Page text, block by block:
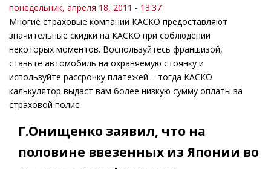
понедельник, апреля 18, 2011 - 13:37
Многие страховые компании КАСКО предоставляют
значительные скидки на КАСКО при соблюдении
некоторых моментов. Воспользуйтесь франшизой,
ставьте автомобиль на охраняемую стоянку и
используйте рассрочку платежей – тогда КАСКО
калькулятор выдаст вам более низкую сумму оплаты за
страховой полис.
Г.Онищенко заявил, что на
половине ввезенных из Японии во